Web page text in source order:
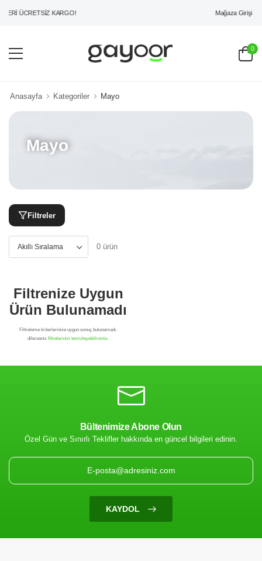
ÜCRETSİZ KARGO! Mağaza Girişi
0
Anasayfa Kategoriler Mayo
Mayo
Filtreler
0 ürün
Filtrenize Uygun
Ürün Bulunamadı
Bültenimize Abone Olun
Özel Gün ve Sınırlı Teklifler hakkında en güncel bilgileri edinin.
KAYDOL